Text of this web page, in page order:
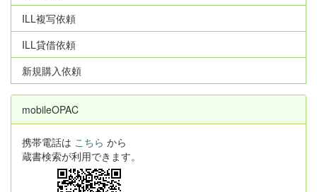
ILL複写依頼
ILL貸借依頼
新規購入依頼
mobileOPAC
携帯電話は こちら から
蔵書検索が利用できます。